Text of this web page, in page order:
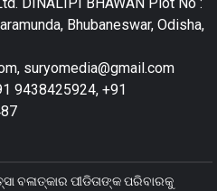
Bhubaneswar, Odisha,
suryomedia@gmail.com
9438425924, +91
ବଳାତ୍କାର ପୀଡିତାଙ୍କ ପରିବାରକୁ